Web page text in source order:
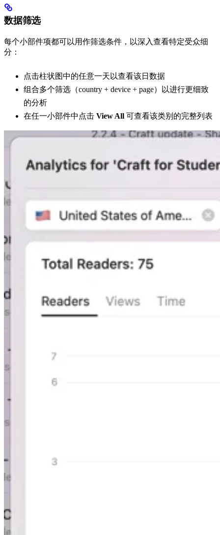
数据筛选
每个小部件项都可以用作筛选条件，以深入查看特定受众细
分：
点击柱状图中的任意一天以查看该日数据
组合多个筛选（country + device + page）以进行更细致
的分析
在任一小部件中点击 View All 可查看该类别的完整列表